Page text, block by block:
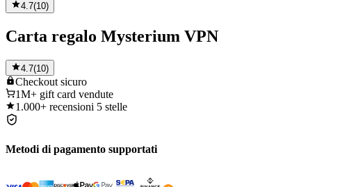
4.7(10)
Carta regalo Mysterium VPN
4.7(10)
Checkout sicuro
1M+ gift card vendute
1.000+ recensioni 5 stelle
Metodi di pagamento supportati